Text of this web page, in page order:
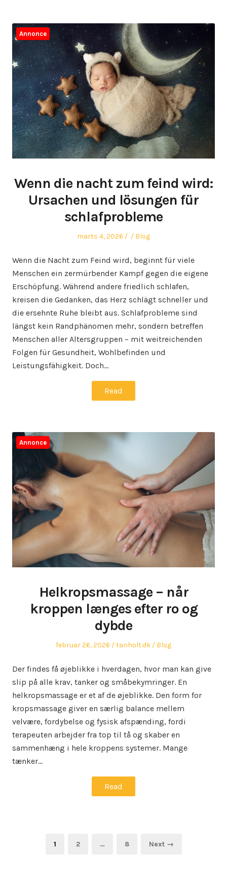
Annonce
Wenn die nacht zum feind wird:
Ursachen und lösungen für
schlafprobleme
Posted
marts 4, 2026 Author
Posted
Blog
Wenn die Nacht zum Feind wird, beginnt für viele
Menschen ein zermürbender Kampf gegen die eigene
Erschöpfung. Während andere friedlich schlafen,
kreisen die Gedanken, das Herz schlägt schneller und
die ersehnte Ruhe bleibt aus. Schlafprobleme sind
längst kein Randphänomen mehr, sondern betreffen
Menschen aller Altersgruppen – mit weitreichenden
Folgen für Gesundheit, Wohlbefinden und
Leistungsfähigkeit. Doch…
Read
Annonce
Helkropsmassage – når
kroppen længes efter ro og
dybde
Posted
februar 26, 2026 Author
tanholt.dk
Posted
Blog
Der findes få øjeblikke i hverdagen, hvor man kan give
slip på alle krav, tanker og småbekymringer. En
helkropsmassage er et af de øjeblikke. Den form for
kropsmassage giver en særlig balance mellem
velvære, fordybelse og fysisk afspænding, fordi
terapeuten arbejder fra top til tå og skaber en
sammenhæng i hele kroppens systemer. Mange
tænker…
Read
Indlægsinddeling
Page
1 Page
2 … Page
8 Next →